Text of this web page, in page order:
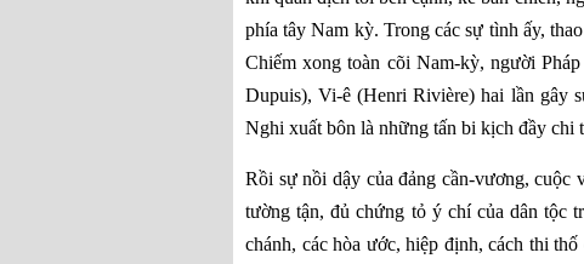
phía tây Nam kỳ. Trong các sự tình ấy,
Chiếm xong toàn cõi Nam-kỳ, người
Dupuis), Vi-ê (Henri Rivière) hai lần gây
Nghi xuất bôn là những tấn bi kịch đầy chi
Rồi sự nồi dậy của đảng cần-vương, cuộc
tường tận, đủ chứng tỏ ý chí của dân tộc
chánh, các hòa ước, hiệp định, cách thi